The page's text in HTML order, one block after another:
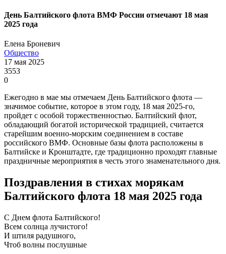
День Балтийского флота ВМФ России отмечают 18 мая
2025 года
Елена Броневич
Общество
17 мая 2025
3553
0
Ежегодно в мае мы отмечаем День Балтийского флота —
значимое событие, которое в этом году, 18 мая 2025-го,
пройдет с особой торжественностью. Балтийский флот,
обладающий богатой исторической традицией, считается
старейшим военно-морским соединением в составе
российского ВМФ. Основные базы флота расположены в
Балтийске и Кронштадте, где традиционно проходят главные
праздничные мероприятия в честь этого знаменательного дня.
Поздравления в стихах морякам
Балтийского флота 18 мая 2025 года
С Днем флота Балтийского!
Всем солнца лучистого!
И штиля радушного,
Чтоб волны послушные